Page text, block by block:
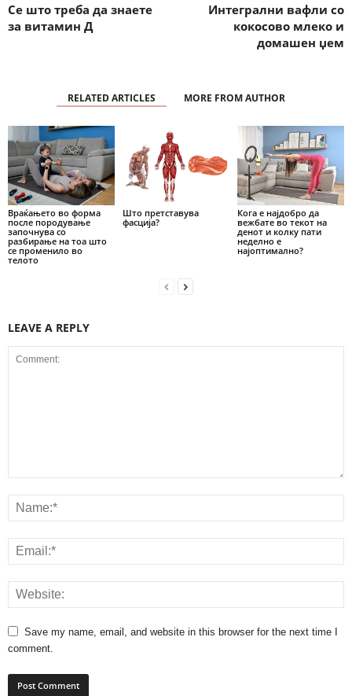
Се што треба да знаете
за витамин Д
Интегрални вафли со
кокосово млеко и
домашен џем
RELATED ARTICLES MORE FROM AUTHOR
Враќањето во форма
после породување
започнува со
разбирање на тоа што
се променило во
телото
Што претставува
фасција?
Кога е најдобро да
вежбате во текот на
денот и колку пати
неделно е
најоптимално?
LEAVE A REPLY
Save my name, email, and website in this browser for the next time I
comment.